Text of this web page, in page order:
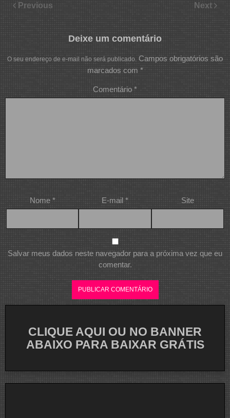
Previous Next
Deixe um comentário
O seu endereço de e-mail não será publicado. Campos obrigatórios são
marcados com *
Comentário *
Nome * E-mail * Site
Salvar meus dados neste navegador para a próxima vez que eu
comentar.
CLIQUE AQUI OU NO BANNER
ABAIXO PARA BAIXAR GRÁTIS